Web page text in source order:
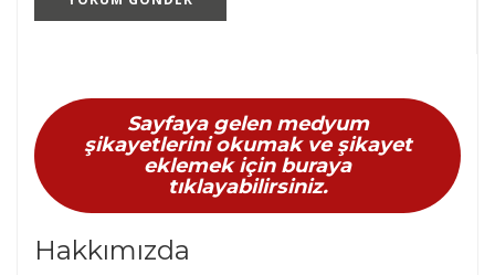
Sayfaya gelen medyum
şikayetlerini okumak ve şikayet
eklemek için buraya
tıklayabilirsiniz.
Hakkımızda